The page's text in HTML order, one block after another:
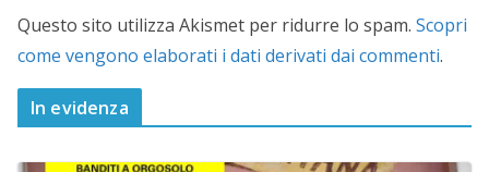
Questo sito utilizza Akismet per ridurre lo spam. Scopri
come vengono elaborati i dati derivati dai commenti.
In evidenza